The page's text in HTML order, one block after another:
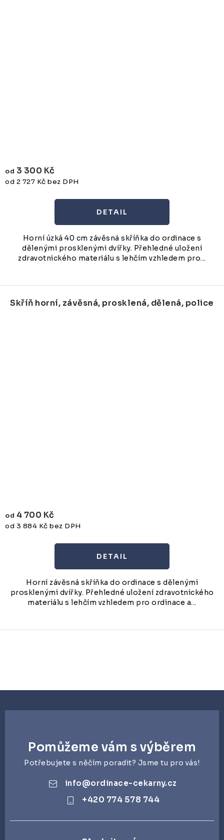
od 2 727 Kč bez DPH
od 3 300 Kč
Horní úzká 40 cm závěsná skříňka do ordinace s
dělenými prosklenými dvířky. Přehledné uložení
zdravotnického materiálu s lehčím vzhledem pro...
Skříň horní, závěsná, prosklená, dělená, police
od 3 884 Kč bez DPH
od 4 700 Kč
Horní závěsná skříňka do ordinace s dělenými
prosklenými dvířky. Přehledné uložení zdravotnického
materiálu s lehčím vzhledem pro ordinace a...
d
Pomůžeme vám s výběrem
Potřebujete s něčím poradit? Jsme tu pro vás!
info@ordinace-cekarny.cz
+420 774 578 744